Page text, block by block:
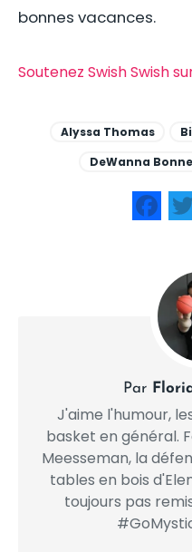
bonnes vacances.
Alyssa Thomas
DeWanna
Par
J'aime l'humour,
basket en général.
Meesseman, la
tables en bois
toujours pas
Soutenez Swish Swish